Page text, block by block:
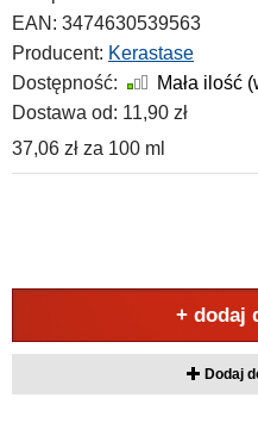
EAN: 3474630539563
Producent: Kerastase
Dostępność:
Mała ilość
Dostawa od: 11,90 zł
37,06 zł za 100 ml
+ dodaj
Dodaj